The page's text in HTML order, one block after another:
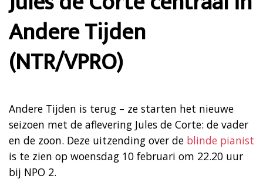
Andere Tijden
(NTR/VPRO)
Andere Tijden is terug – ze starten het nieuwe
seizoen met de aflevering Jules de Corte: de vader
en de zoon. Deze uitzending over de blinde pianist
is te zien op woensdag 10 februari om 22.20 uur
bij NPO 2.